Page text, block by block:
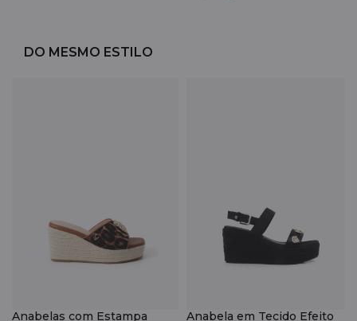
DO MESMO ESTILO
Anabelas com Estampa Anabela em Tecido Efeito